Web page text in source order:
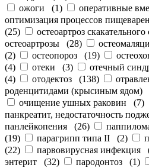
ожоги (1) оперативные
оптимизация процессов
(25) остеоартроз скакательного
остеоартрозы (28)
(2) остеопороз (19)
(4) отеки (3)
отечный
(4) отодектоз (138)
роденцитидами (крысиным ядом)
очищение ушных раковин (7)
панкреатит, недостаточность
панлейкопения (26)
(19) парагрипп типа II (2)
(22) парвовирусная инфекция
энтерит (32) пародонтоз (1)